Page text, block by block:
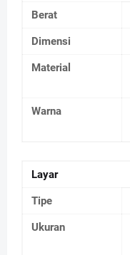
Berat
Dimensi
Material
Warna
Layar
Tipe
Ukuran